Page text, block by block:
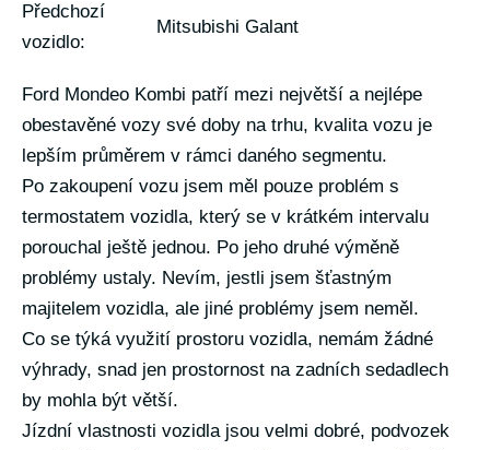
Předchozí
vozidlo:
Mitsubishi Galant
Ford Mondeo Kombi patří mezi největší a nejlépe
obestavěné vozy své doby na trhu, kvalita vozu je
lepším průměrem v rámci daného segmentu.
Po zakoupení vozu jsem měl pouze problém s
termostatem vozidla, který se v krátkém intervalu
porouchal ještě jednou. Po jeho druhé výměně
problémy ustaly. Nevím, jestli jsem šťastným
majitelem vozidla, ale jiné problémy jsem neměl.
Co se týká využití prostoru vozidla, nemám žádné
výhrady, snad jen prostornost na zadních sedadlech
by mohla být větší.
Jízdní vlastnosti vozidla jsou velmi dobré, podvozek